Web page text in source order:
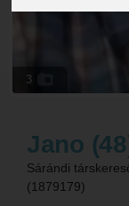
3
Jano
Sárándi
(1879179)